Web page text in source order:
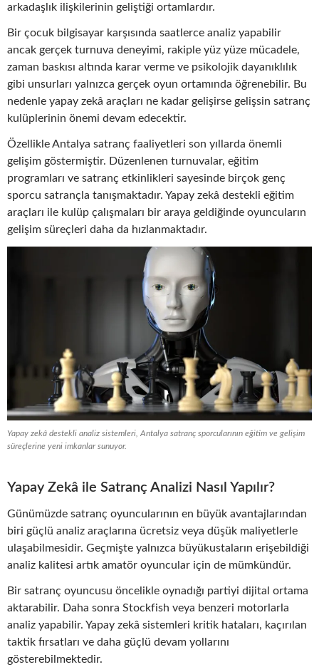
arkadaşlık ilişkilerinin geliştiği ortamlardır.
Bir çocuk bilgisayar karşısında saatlerce analiz yapabilir
ancak gerçek turnuva deneyimi, rakiple yüz yüze mücadele,
zaman baskısı altında karar verme ve psikolojik dayanıklılık
gibi unsurları yalnızca gerçek oyun ortamında öğrenebilir. Bu
nedenle yapay zekâ araçları ne kadar gelişirse gelişsin satranç
kulüplerinin önemi devam edecektir.
Özellikle Antalya satranç faaliyetleri son yıllarda önemli
gelişim göstermiştir. Düzenlenen turnuvalar, eğitim
programları ve satranç etkinlikleri sayesinde birçok genç
sporcu satrançla tanışmaktadır. Yapay zekâ destekli eğitim
araçları ile kulüp çalışmaları bir araya geldiğinde oyuncuların
gelişim süreçleri daha da hızlanmaktadır.
Yapay zekâ destekli analiz sistemleri, Antalya satranç sporcularının eğitim ve gelişim
süreçlerine yeni imkanlar sunuyor.
Yapay Zekâ ile Satranç Analizi Nasıl Yapılır?
Günümüzde satranç oyuncularının en büyük avantajlarından
biri güçlü analiz araçlarına ücretsiz veya düşük maliyetlerle
ulaşabilmesidir. Geçmişte yalnızca büyükustaların erişebildiği
analiz kalitesi artık amatör oyuncular için de mümkündür.
Bir satranç oyuncusu öncelikle oynadığı partiyi dijital ortama
aktarabilir. Daha sonra Stockfish veya benzeri motorlarla
analiz yapabilir. Yapay zekâ sistemleri kritik hataları, kaçırılan
taktik fırsatları ve daha güçlü devam yollarını
gösterebilmektedir.